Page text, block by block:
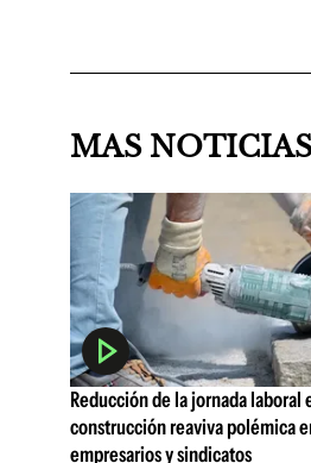
MAS
Reducción de la jornada laboral
construcción reaviva polémica
empresarios y sindicatos